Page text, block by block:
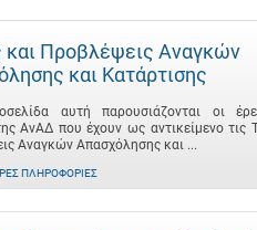
και Προβλέψεις Αναγκών
και Κατάρτισης
αυτή παρουσιάζονται οι
ΑνΑΔ που έχουν ως αντικείμενο τις
Αναγκών Απασχόλησης και ...
ΠΛΗΡΟΦΟΡΊΕΣ